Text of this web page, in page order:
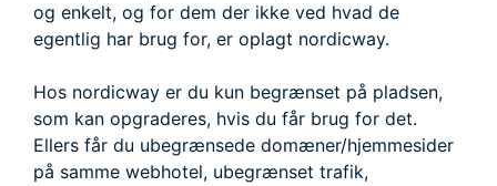
og enkelt, og for dem der ikke ved hvad de
egentlig har brug for, er oplagt nordicway.
Hos nordicway er du kun begrænset på pladsen,
som kan opgraderes, hvis du får brug for det.
Ellers får du ubegrænsede domæner/hjemmesider
på samme webhotel, ubegrænset trafik,